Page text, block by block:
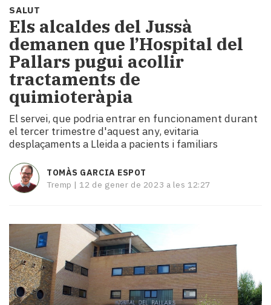
Societat
Política
i
municipis
Economia
i
turisme
Cultura
Esports
Mai
tant!
TV
i
mitjans
Reportatges
Entrevistes
Enquestes
A
escena!
Dis
SALUT
Els alcaldes del Jussà
demanen que l’Hospital del
Pallars pugui acollir
tractaments de
quimioteràpia
El servei, que podria entrar en funcionament durant
el tercer trimestre d'aquest any, evitaria
desplaçaments a Lleida a pacients i familiars
TOMÀS GARCIA ESPOT
Tremp | 12 de gener de 2023 a les 12:27